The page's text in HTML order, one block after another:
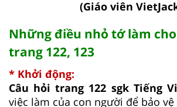
(Giáo viên
Những điều nhỏ tớ làm
trang 122, 123
* Khởi động:
Câu hỏi trang 122 sgk Tiếng
việc làm của con người để bảo